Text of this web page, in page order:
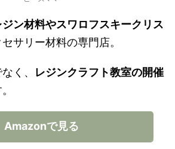
ジン材料やスワロフスキークリス
サリー材料の専門店。
く、 レジンクラフト教室の開催
Amazonで見る